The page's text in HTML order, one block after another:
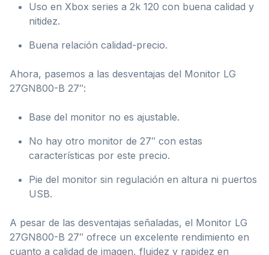
Uso en Xbox series a 2k 120 con buena calidad y
nitidez.
Buena relación calidad-precio.
Ahora, pasemos a las desventajas del Monitor LG
27GN800-B 27″:
Base del monitor no es ajustable.
No hay otro monitor de 27″ con estas
características por este precio.
Pie del monitor sin regulación en altura ni puertos
USB.
A pesar de las desventajas señaladas, el Monitor LG
27GN800-B 27″ ofrece un excelente rendimiento en
cuanto a calidad de imagen, fluidez y rapidez en